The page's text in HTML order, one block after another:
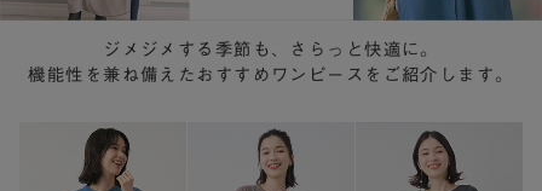
ジメジメする季節も、さらっと快適に。
機能性を兼ね備えたおすすめワンピースをご紹介します。